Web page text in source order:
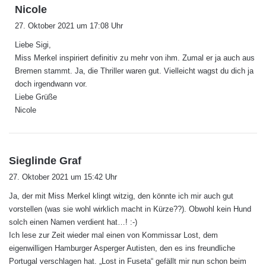
Nicole
t
:
27. Oktober 2021 um 17:08 Uhr
Liebe Sigi,
Miss Merkel inspiriert definitiv zu mehr von ihm. Zumal er ja auch aus
Bremen stammt. Ja, die Thriller waren gut. Vielleicht wagst du dich ja
doch irgendwann vor.
Liebe Grüße
Nicole
Sieglinde Graf
t
:
27. Oktober 2021 um 15:42 Uhr
Ja, der mit Miss Merkel klingt witzig, den könnte ich mir auch gut
vorstellen (was sie wohl wirklich macht in Kürze??). Obwohl kein Hund
solch einen Namen verdient hat…! :-)
Ich lese zur Zeit wieder mal einen von Kommissar Lost, dem
eigenwilligen Hamburger Asperger Autisten, den es ins freundliche
Portugal verschlagen hat. „Lost in Fuseta“ gefällt mir nun schon beim